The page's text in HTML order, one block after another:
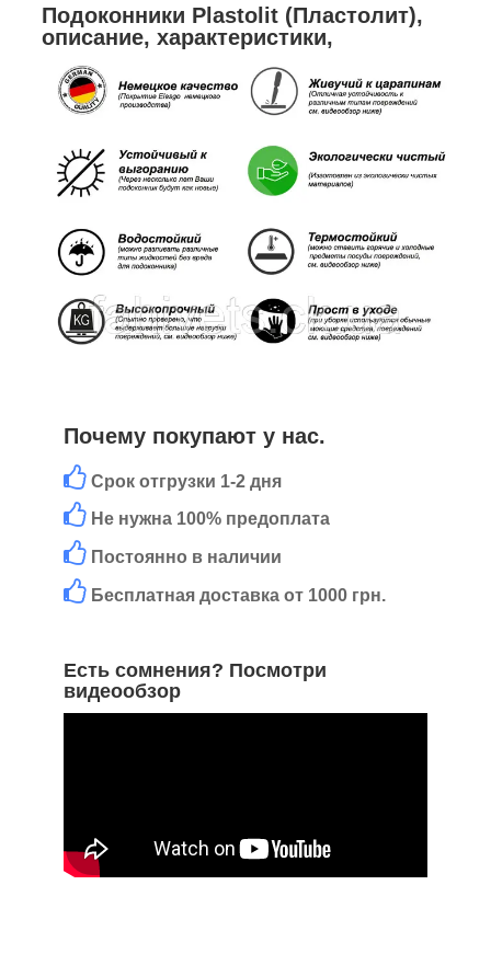
Подоконники Plastolit (Пластолит),
описание, характеристики,
Почему покупают у нас.
Срок отгрузки 1-2 дня
Не нужна 100% предоплата
Постоянно в наличии
Бесплатная доставка от 1000 грн.
Есть сомнения? Посмотри
видеообзор